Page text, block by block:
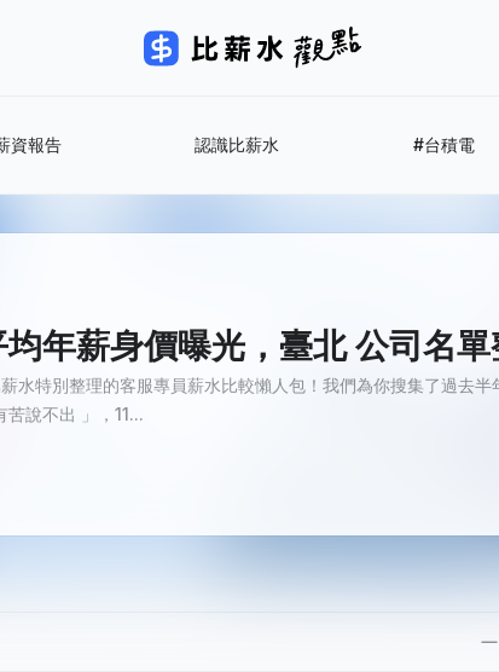
資報告 認識比薪水 #台積電
年薪身價曝光，臺北 公司名單
水特別整理的客服專員薪水比較懶人包！我們為你搜集了過去
說不出 」，11...